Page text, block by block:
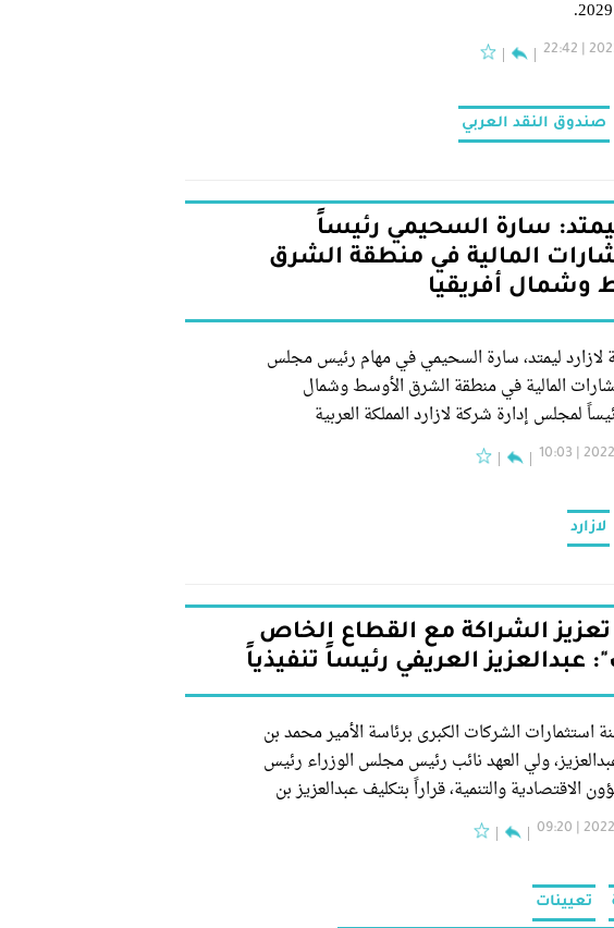
2023-
صندوق النقد العربي
ليمتد: سارة السحيمي رئيساً
المالية في منطقة الشرق
وشمال أفريقيا
ليمتد، سارة السحيمي في مهام رئيس مجلس
المالية في منطقة الشرق الأوسط وشمال
لمجلس إدارة شركة لازارد المملكة العربية
2022-
لازارد
تعزيز الشراكة مع القطاع الخاص
العريفي رئيساً تنفيذياً
استثمارات الشركات الكبرى برئاسة الأمير محمد بن
ولي العهد نائب رئيس مجلس الوزراء رئيس
الاقتصادية والتنمية، قراراً بتكليف عبدالعزيز بن
رئيساً تنفيذياً لبرنامج تعزيز الشراكة مع
"شريك"
2022-
تعيينات